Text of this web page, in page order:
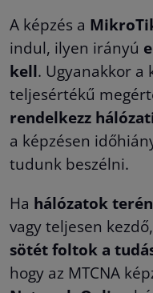
A képzés a
indul, ilyen irányú
kell. Ugyanakkor a
teljesértékű
rendelkezz
a képzésen
tudunk beszélni.
Ha hálózatok
vagy teljesen
sötét foltok a
hogy az MTCNA